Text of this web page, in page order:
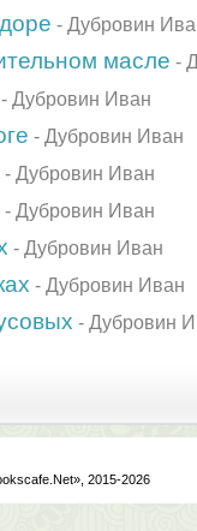
- Дубровин
масле -
- Дубровин Иван
- Дубровин Иван
- Дубровин Иван
- Дубровин Иван
- Дубровин Иван
- Дубровин Иван
- Дубровин
2015-2026